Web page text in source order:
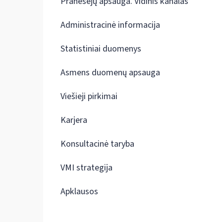
Administracinė informacija
Statistiniai duomenys
Asmens duomenų apsauga
Viešieji pirkimai
Karjera
Konsultacinė taryba
VMI strategija
Apklausos